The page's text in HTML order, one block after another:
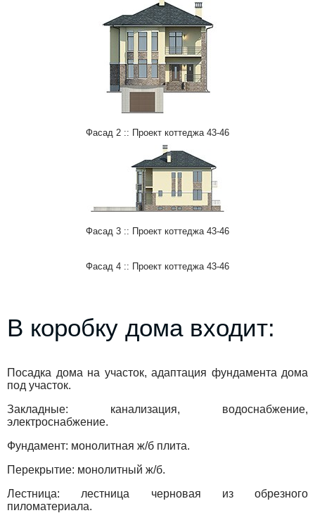
Фасад 2 :: Проект коттеджа 43-46
Фасад 3 :: Проект коттеджа 43-46
Фасад 4 :: Проект коттеджа 43-46
В коробку дома входит:
Посадка дома на участок, адаптация фундамента дома
под участок.
Закладные: канализация, водоснабжение,
электроснабжение.
Фундамент: монолитная ж/б плита.
Перекрытие: монолитный ж/б.
Лестница: лестница черновая из обрезного
пиломатериала.